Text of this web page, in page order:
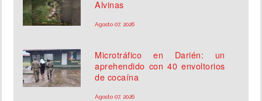
Alvinas
Agosto 07, 2026
Microtráfico en Darién: un
aprehendido con 40 envoltorios
de cocaína
Agosto 07, 2026